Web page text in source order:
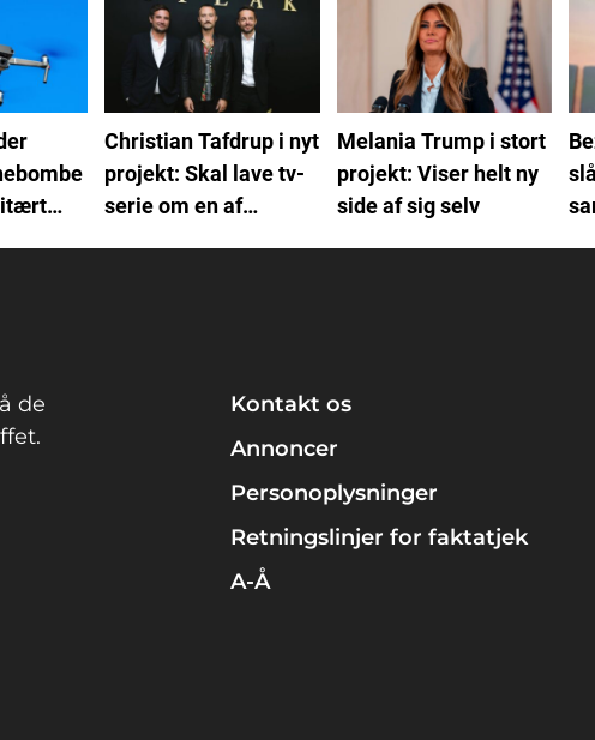
Christian Tafdrup i nyt
projekt: Skal lave tv-
serie om en af
Melania Trump i stort
projekt: Viser helt ny
side af sig selv
de
Kontakt os
Annoncer
Personoplysninger
Retningslinjer for faktatjek
A-Å